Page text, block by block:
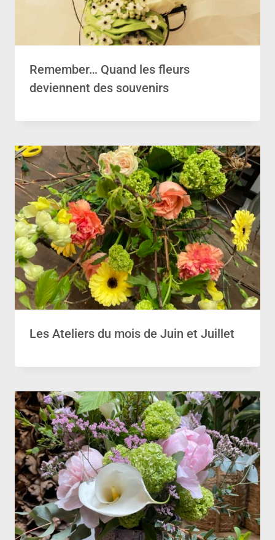
Remember… Quand les fleurs
deviennent des souvenirs
Les Ateliers du mois de Juin et Juillet